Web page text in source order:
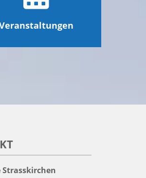
Strasskirchen